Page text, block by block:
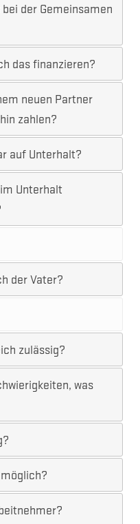
der Gemeinsamen
das finanzieren?
neuen Partner
zahlen?
auf Unterhalt?
Unterhalt
der Vater?
zulässig?
was